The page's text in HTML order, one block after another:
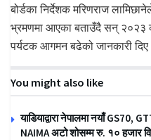
बोर्डका निर्देशक मरिणराज
भ्रमणमा आएका बताउँदै सन् २०२३
पर्यटक आगमन बढेको जानकारी दिए
You might also like
याडियाद्वारा नेपालमा नयाँ GS70,
NAIMA अटो शोसम्म रु. १० हजार